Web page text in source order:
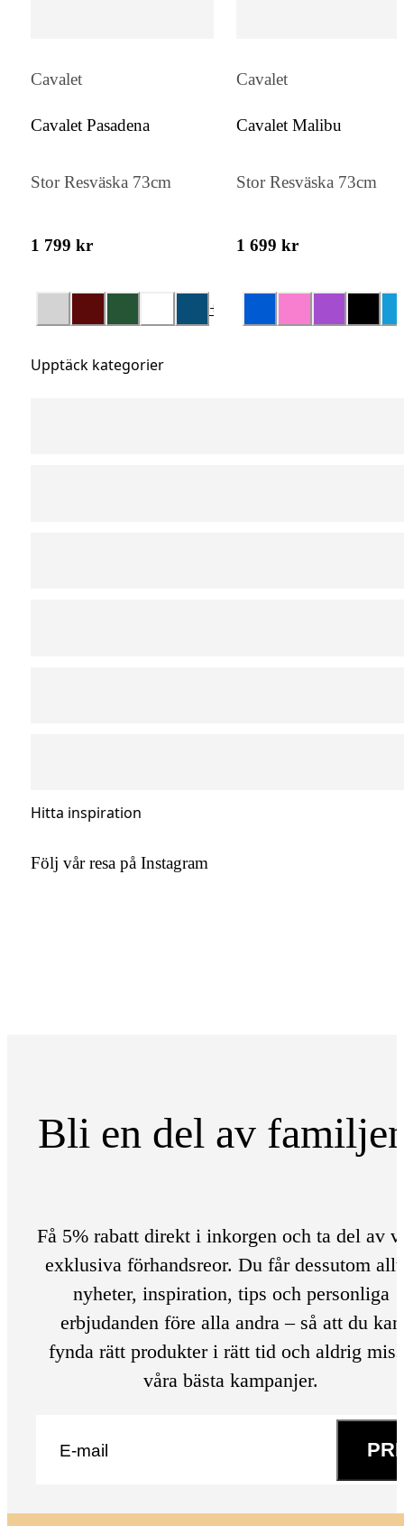
Cavalet
Cavalet Pasadena
Stor Resväska 73cm
1 799 kr
+
Cavalet
Cavalet Malibu
Stor Resväska 73cm
1 699 kr
Upptäck kategorier
Hitta inspiration
Följ vår resa på Instagram
Bli en del av
Få 5% rabatt direkt i inkorgen och ta del av
exklusiva förhandsreor. Du får dessutom
nyheter, inspiration, tips och personliga
erbjudanden före alla andra – så att du kan
fynda rätt produkter i rätt tid och aldrig
våra bästa kampanjer.